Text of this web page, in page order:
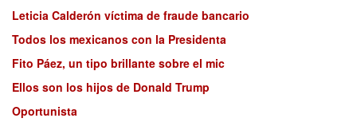
Leticia Calderón víctima de fraude bancario
Todos los mexicanos con la Presidenta
Fito Páez, un tipo brillante sobre el mic
Ellos son los hijos de Donald Trump
Oportunista